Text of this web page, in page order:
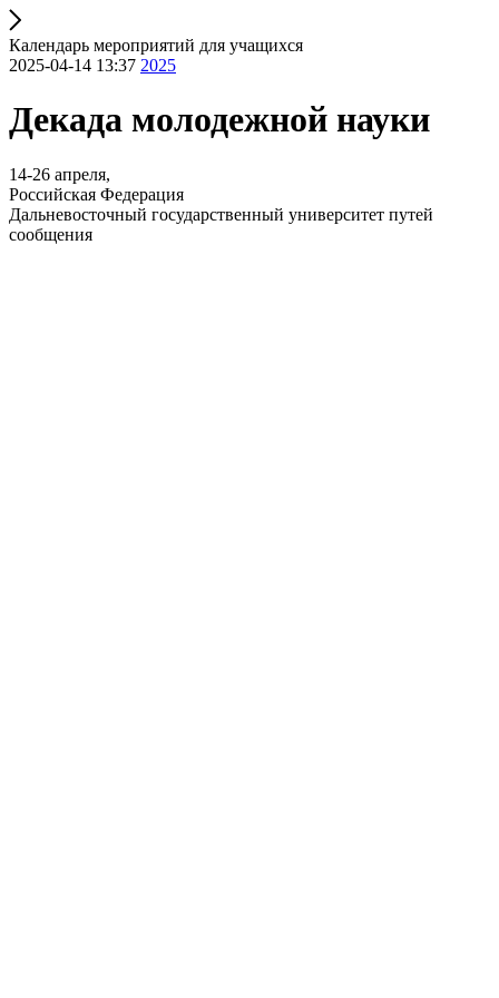
Календарь мероприятий для учащихся
2025-04-14 13:37 2025
Декада молодежной науки
14-26 апреля,
Российская Федерация
Дальневосточный государственный университет путей
сообщения